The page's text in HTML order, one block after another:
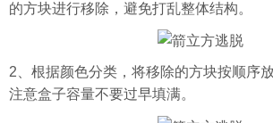
的方块进行移除，避免打乱整体结构。
2、根据颜色分类，将移除的方块按顺序
注意盒子容量不要过早填满。